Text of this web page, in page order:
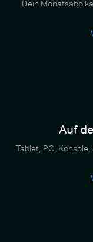
Dein Monatsabo
Auf
Tablet, PC,